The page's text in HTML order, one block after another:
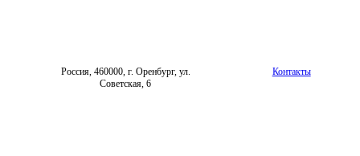
Россия, 460000, г. Оренбург, ул.
Советская, 6
Контакты